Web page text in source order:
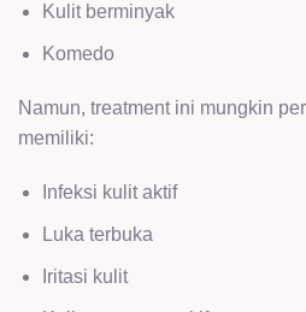
Kulit berminyak
Komedo
Namun, treatment ini mungkin
memiliki:
Infeksi kulit aktif
Luka terbuka
Iritasi kulit